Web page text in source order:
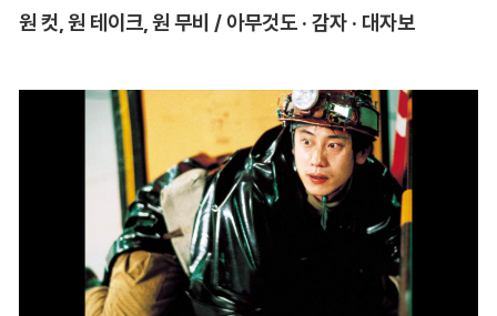
원 컷, 원 테이크, 원 무비 / 아무것도 · 감자 · 대자보